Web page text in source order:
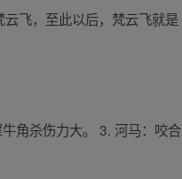
飞，至此以后，梵云飞就是
角杀伤力大。 3. 河马：咬合